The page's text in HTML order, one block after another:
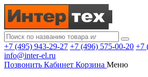
+7 (495) 943-29-27 +7 (496) 575-00-20 +7
info@inter-el.ru
Позвонить Кабинет Корзина Меню